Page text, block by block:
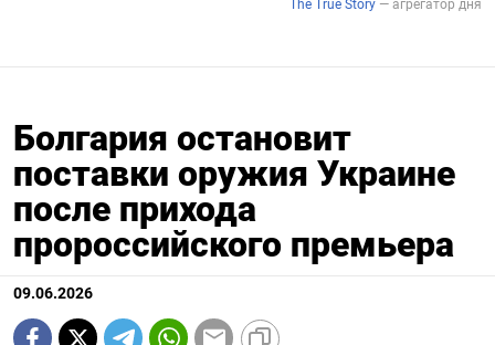
Болгария остановит
поставки оружия Украине
после прихода
пророссийского премьера
09.06.2026